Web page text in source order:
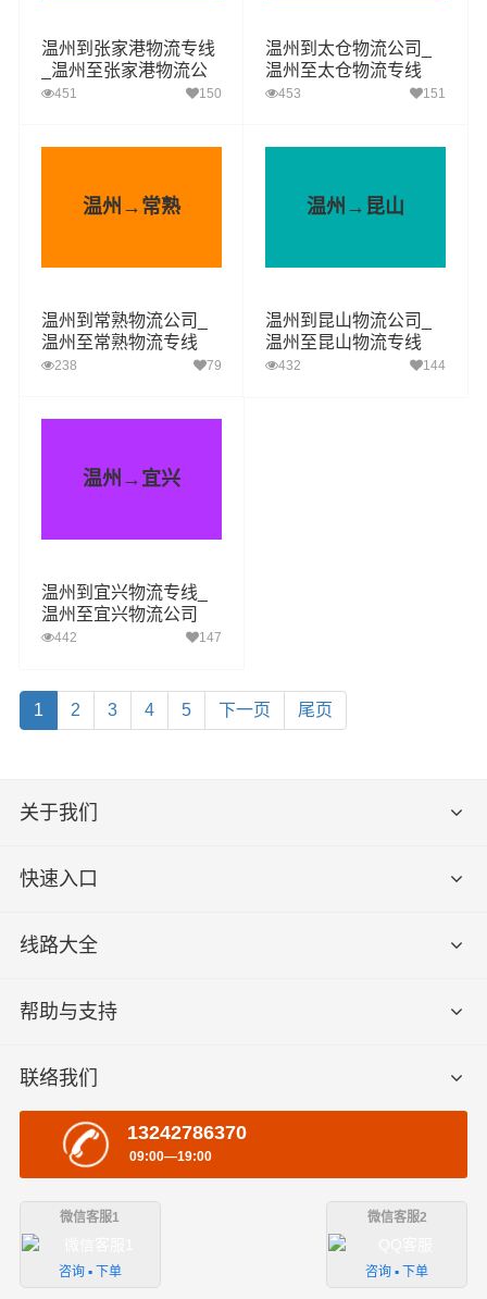
温州到张家港物流专线
_温州至张家港物流公
司451 150
温州到太仓物流公司_
温州至太仓物流专线
453 151
温州→常熟
温州到常熟物流公司_
温州至常熟物流专线
238 79
温州→昆山
温州到昆山物流公司_
温州至昆山物流专线
432 144
温州→宜兴
温州到宜兴物流专线_
温州至宜兴物流公司
442 147
1 2 3 4 5 下一页 尾页
关于我们
快速入口
线路大全
帮助与支持
联络我们
13242786370
09:00—19:00
微信客服1
咨询 ▪ 下单
微信客服2
咨询 ▪ 下单